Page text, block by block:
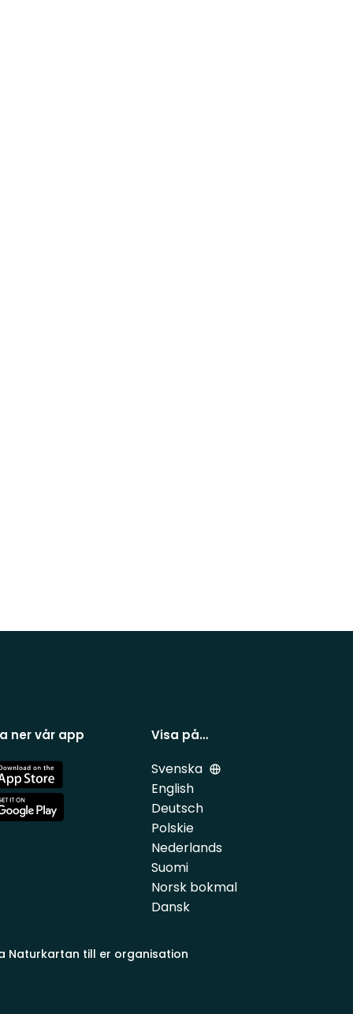
ner vår app Visa på…
Svenska
English
Deutsch
Polskie
Nederlands
Suomi
Norsk bokmal
Dansk
Naturkartan till er organisation